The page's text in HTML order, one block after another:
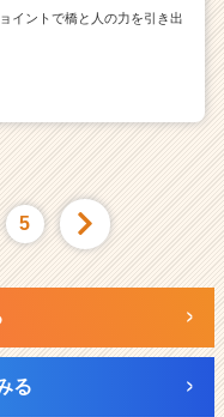
イントで橋と人の力を引き出
5
る